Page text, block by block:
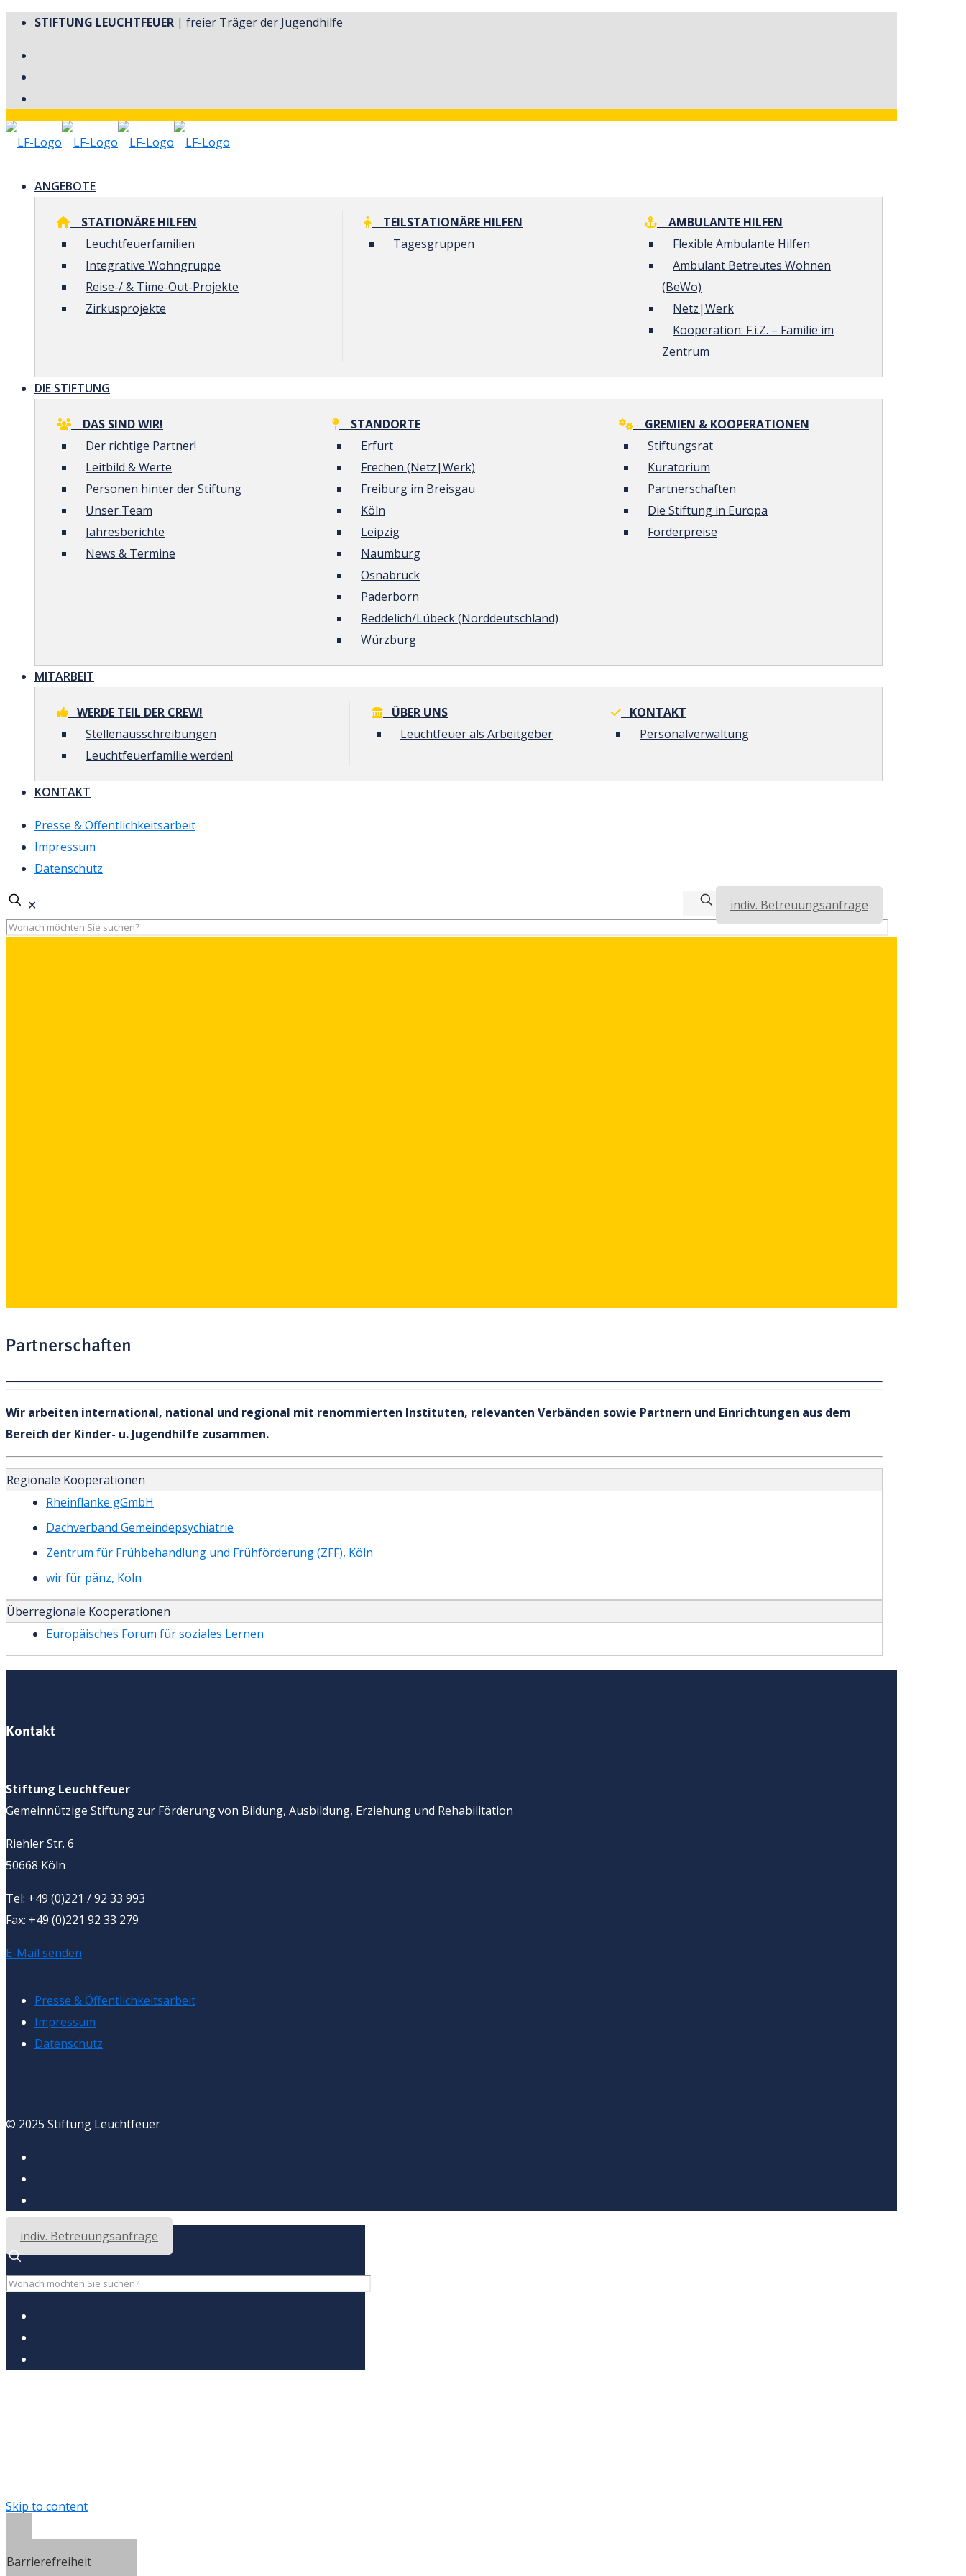
STIFTUNG LEUCHTFEUER | freier Träger der Jugendhilfe
ANGEBOTE
STATIONÄRE HILFEN
Leuchtfeuerfamilien
Integrative Wohngruppe
Reise-/ & Time-Out-Projekte
Zirkusprojekte
TEILSTATIONÄRE HILFEN
Tagesgruppen
AMBULANTE HILFEN
Flexible Ambulante Hilfen
Ambulant Betreutes Wohnen
(BeWo)
Netz|Werk
Kooperation: F.i.Z. – Familie im
Zentrum
DIE STIFTUNG
DAS SIND WIR!
Der richtige Partner!
Leitbild & Werte
Personen hinter der Stiftung
Unser Team
Jahresberichte
News & Termine
STANDORTE
Erfurt
Frechen (Netz|Werk)
Freiburg im Breisgau
Köln
Leipzig
Naumburg
Osnabrück
Paderborn
Reddelich/Lübeck (Norddeutschland)
Würzburg
GREMIEN & KOOPERATIONEN
Stiftungsrat
Kuratorium
Partnerschaften
Die Stiftung in Europa
Förderpreise
MITARBEIT
WERDE TEIL DER CREW!
Stellenausschreibungen
Leuchtfeuerfamilie werden!
ÜBER UNS
Leuchtfeuer als Arbeitgeber
KONTAKT
Personalverwaltung
KONTAKT
Presse & Öffentlichkeitsarbeit
Impressum
Datenschutz
indiv. Betreuungsanfrage
✕
Partnerschaften
Wir arbeiten international, national und regional mit renommierten Instituten, relevanten Verbänden sowie Partnern und Einrichtungen aus dem
Bereich der Kinder- u. Jugendhilfe zusammen.
Regionale Kooperationen
Rheinflanke gGmbH
Dachverband Gemeindepsychiatrie
Zentrum für Frühbehandlung und Frühförderung (ZFF), Köln
wir für pänz, Köln
Überregionale Kooperationen
Europäisches Forum für soziales Lernen
Kontakt
Stiftung Leuchtfeuer
Gemeinnützige Stiftung zur Förderung von Bildung, Ausbildung, Erziehung und Rehabilitation
Riehler Str. 6
50668 Köln
Tel: +49 (0)221 / 92 33 993
Fax: +49 (0)221 92 33 279
E-Mail senden
Presse & Öffentlichkeitsarbeit
Impressum
Datenschutz
© 2025 Stiftung Leuchtfeuer
indiv. Betreuungsanfrage
Skip to content
Barrierefreiheit